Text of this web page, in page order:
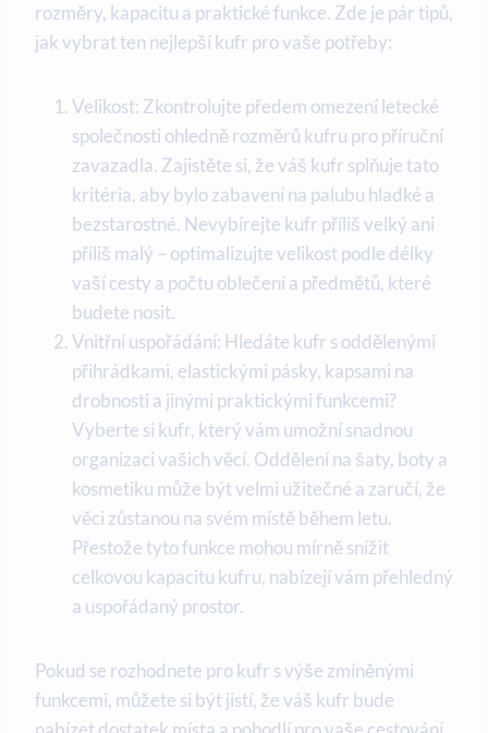
rozměry, kapacitu a praktické funkce. Zde je pár tipů,
jak vybrat ten nejlepší kufr pro vaše potřeby:
Velikost: Zkontrolujte předem omezení letecké
společnosti ohledně rozměrů kufru pro příruční
zavazadla. Zajistěte si, že váš kufr splňuje tato
kritéria, aby bylo zabavení na palubu hladké a
bezstarostné. Nevybírejte kufr příliš velký ani
příliš malý – optimalizujte velikost podle délky
vaší cesty a počtu oblečení a předmětů, které
budete nosit.
Vnitřní uspořádání: Hledáte kufr s oddělenými
přihrádkami, elastickými pásky, kapsami na
drobnosti a jinými praktickými funkcemi?
Vyberte si kufr, který vám umožní snadnou
organizaci vašich věcí. Oddělení na šaty, boty a
kosmetiku může být velmi užitečné a zaručí, že
věci zůstanou na svém místě během letu.
Přestože tyto funkce mohou mírně snížit
celkovou kapacitu kufru, nabízejí vám přehledný
a uspořádaný prostor.
Pokud se rozhodnete pro kufr s výše zmíněnými
funkcemi, můžete si být jistí, že váš kufr bude